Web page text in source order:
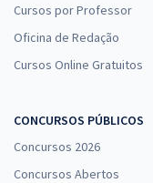
Cursos por Professor
Oficina de Redação
Cursos Online Gratuitos
CONCURSOS PÚBLICOS
Concursos 2026
Concursos Abertos